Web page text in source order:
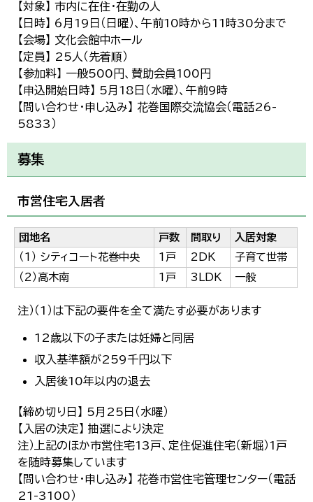
【対象】 市内に在住・在勤の人
【日時】 6月19日（日曜）、午前10時から11時30分まで
【会場】 文化会館中ホール
【定員】 25人（先着順）
【参加料】 一般500円、賛助会員100円
【申込開始日時】 5月18日（水曜）、午前9時
【問い合わせ・申し込み】 花巻国際交流協会（電話26-
5833）
募集
市営住宅入居者
団地名 戸数 間取り
入居対象
（1） シティコート花巻中央
1戸 2DK
子育て世帯
（2）高木南
1戸 3LDK 一般
注）（1）は下記の要件を全て満たす必要があります
12歳以下の子または妊婦と同居
収入基準額が259千円以下
入居後10年以内の退去
【締め切り日】 5月25日（水曜）
【入居の決定】 抽選により決定
注）上記のほか市営住宅13戸、定住促進住宅（新堀）1戸
を随時募集しています
【問い合わせ・申し込み】 花巻市営住宅管理センター（電話
21-3100）